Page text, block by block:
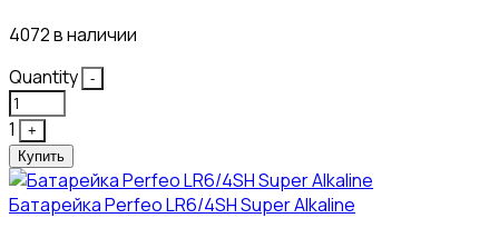
4072 в наличии
Quantity
-
1
+
Купить
Батарейка Perfeo LR6/4SH Super Alkaline